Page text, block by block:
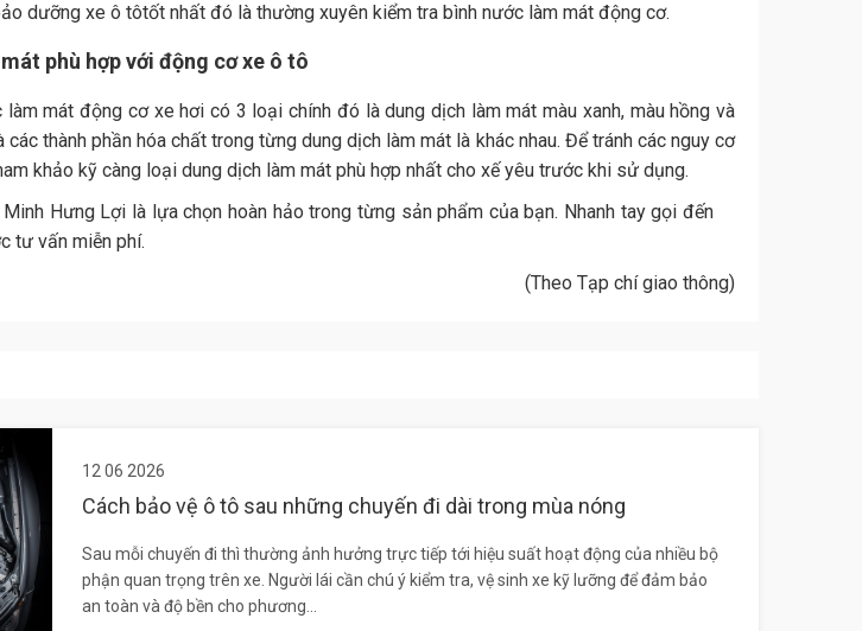
dưỡng xe ô tôtốt nhất đó là thường xuyên kiểm tra bình nước làm mát động cơ.
phù hợp với động cơ xe ô tô
mát động cơ xe hơi có 3 loại chính đó là dung dịch làm mát màu xanh, màu hồng và
thành phần hóa chất trong từng dung dịch làm mát là khác nhau. Để tránh các nguy cơ
khảo kỹ càng loại dung dịch làm mát phù hợp nhất cho xế yêu trước khi sử dụng.
Hưng Lợi là lựa chọn hoàn hảo trong từng sản phẩm của bạn. Nhanh tay gọi đến
tư vấn miễn phí.
(Theo Tạp chí giao thông)
12 06 2026
Cách bảo vệ ô tô sau những chuyến đi dài trong mùa nóng
Sau mỗi chuyến đi thì thường ảnh hưởng trực tiếp tới hiệu suất hoạt động của nhiều bộ
phận quan trọng trên xe. Người lái cần chú ý kiểm tra, vệ sinh xe kỹ lưỡng để đảm bảo
an toàn và độ bền cho phương...